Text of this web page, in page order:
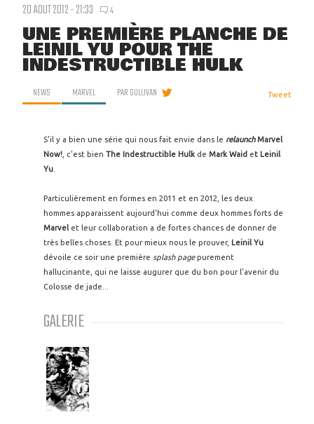
20 AOUT 2012 - 21:33 4
UNE PREMIÈRE PLANCHE DE
LEINIL YU POUR THE
INDESTRUCTIBLE HULK
NEWS MARVEL PARSULLIVAN Tweet
S'il y a bien une série qui nous fait envie dans le relaunchMarvel
Now! , c'est bien The Indestructible Hulk de Mark Waid et Leinil
Yu
Particulièrement en formes en 2011 et en 2012, les deux
hommes apparaissent aujourd'hui comme deux hommes forts de
Marvel et leur collaboration a de fortes chances de donner de
très belles choses. Et pour mieux nous le prouver, Leinil Yu
dévoile ce soir une première splash pagepurement
hallucinante, qui ne laisse augurer que du bon pour l'avenir du
Colosse de jade...
GALERIE